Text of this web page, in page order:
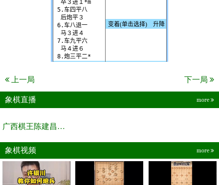
上一局 下一局
象棋直播 more
广西棋王陈建昌直播间
象棋视频 more